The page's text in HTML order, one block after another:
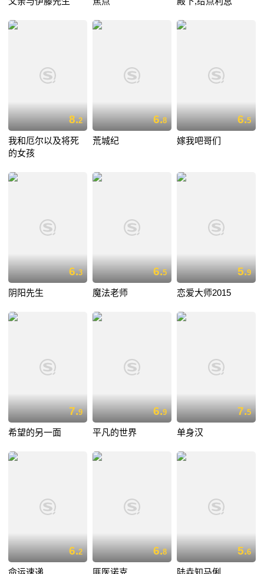
8.2
我和厄尔以及将死
的女孩
6.8
荒城纪
6.5
嫁我吧哥们
6.3
阴阳先生
6.5
魔法老师
5.9
恋爱大师2015
7.9
希望的另一面
6.9
平凡的世界
7.5
单身汉
6.2 6.8 5.6